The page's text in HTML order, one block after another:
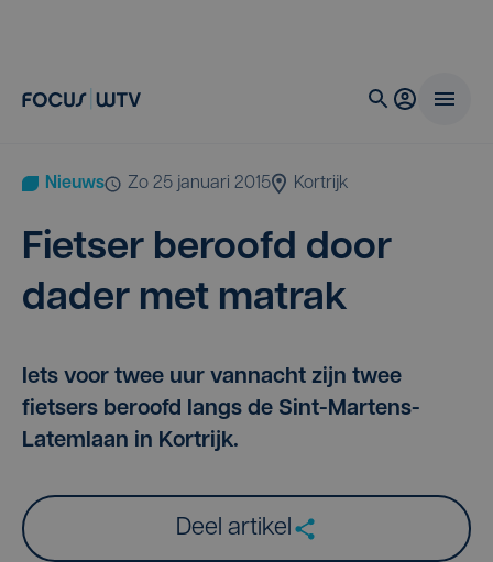
Nieuws zo 25 januari 2015 Kortrijk
Fiet­ser beroofd door
dader met matrak
Iets voor twee uur vannacht zijn twee
fietsers beroofd langs de Sint-Martens-
Latemlaan in Kortrijk.
Deel artikel